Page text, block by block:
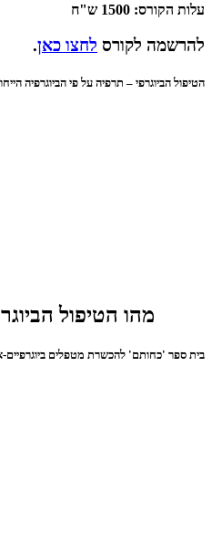
עלות הקורס: 1500 ש"ח
להרשמה לקורס לחצו כאן.
הטיפול הביוגרפי – תרפיה על פי הביוגרפיה
מהו הטיפול
בית ספר 'כחותם' להכשרת מטפלים ביוגרפיים-